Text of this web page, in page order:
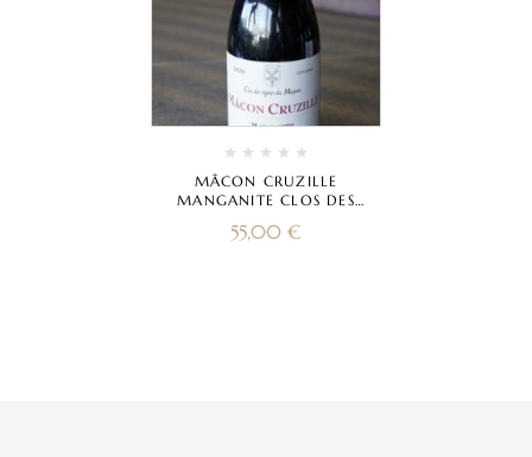
MÂCON CRUZILLE
MANGANITE CLOS DES
55,00 €